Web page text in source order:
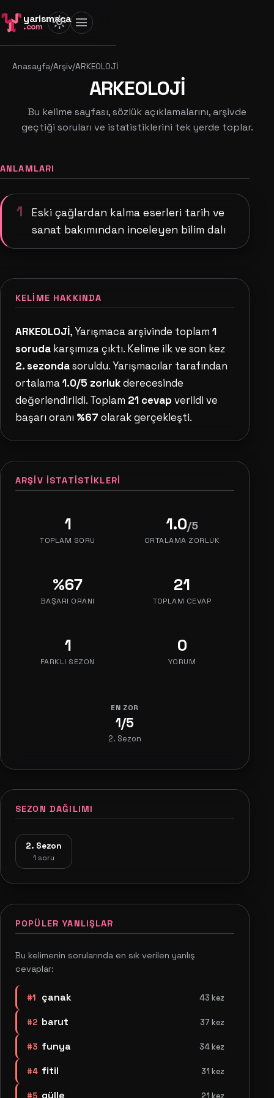
yarismaca
.com light_mode menu
Anasayfa/Arşiv/ARKEOLOJİ
ARKEOLOJİ
Bu kelime sayfası, sözlük açıklamalarını, arşivde
geçtiği soruları ve istatistiklerini tek yerde toplar.
ANLAMLARI
1
Eski çağlardan kalma eserleri tarih ve
sanat bakımından inceleyen bilim dalı
KELIME HAKKINDA
ARKEOLOJİ, Yarışmaca arşivinde toplam 1
soruda karşımıza çıktı. Kelime ilk ve son kez
2. sezondasoruldu. Yarışmacılar tarafından
ortalama1.0/5 zorlukderecesinde
değerlendirildi. Toplam 21 cevap verildi ve
başarı oranı %67 olarak gerçekleşti.
ARŞIV İSTATISTIKLERI
1
TOPLAM SORU
1.0/5
ORTALAMA ZORLUK
%67
BAŞARI ORANI
21
TOPLAM CEVAP
1
FARKLI SEZON
0
YORUM
EN ZOR
1/5
2. Sezon
SEZON DAĞILIMI
2. Sezon
1 soru
POPÜLER YANLIŞLAR
Bu kelimenin sorularında en sık verilen yanlış
cevaplar:
#1 çanak 43 kez
#2 barut 37 kez
#3 funya 34 kez
#4 fitil 31 kez
#5 gülle 21 kez